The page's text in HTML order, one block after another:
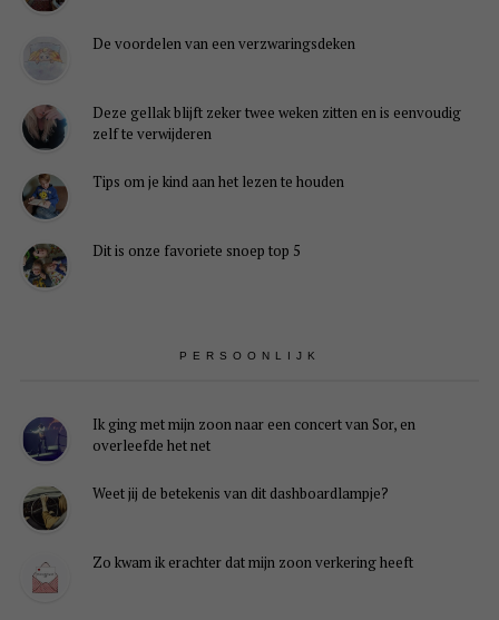
De voordelen van een verzwaringsdeken
Deze gellak blijft zeker twee weken zitten en is eenvoudig
zelf te verwijderen
Tips om je kind aan het lezen te houden
Dit is onze favoriete snoep top 5
PERSOONLIJK
Ik ging met mijn zoon naar een concert van Sor, en
overleefde het net
Weet jij de betekenis van dit dashboardlampje?
Zo kwam ik erachter dat mijn zoon verkering heeft
Je
kunnen
ervoor